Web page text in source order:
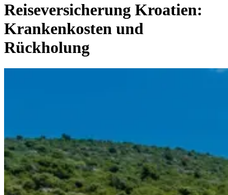
Reiseversicherung Kroatien:
Krankenkosten und
Rückholung